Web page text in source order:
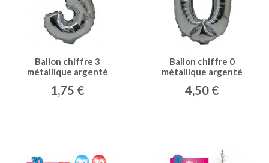
Ballon chiffre 3
métallique argenté
1,75 €
Ballon chiffre 0
métallique argenté
4,50 €